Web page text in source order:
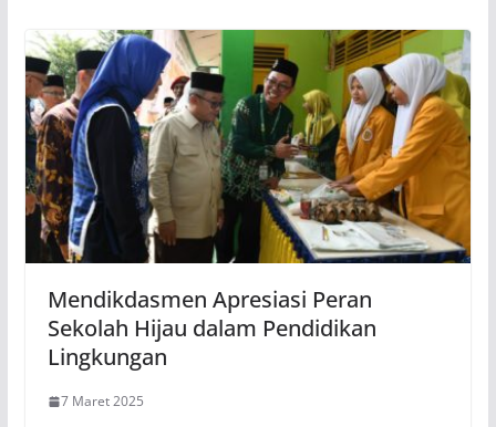
Mendikdasmen Apresiasi Peran
Sekolah Hijau dalam Pendidikan
Lingkungan
7 Maret 2025